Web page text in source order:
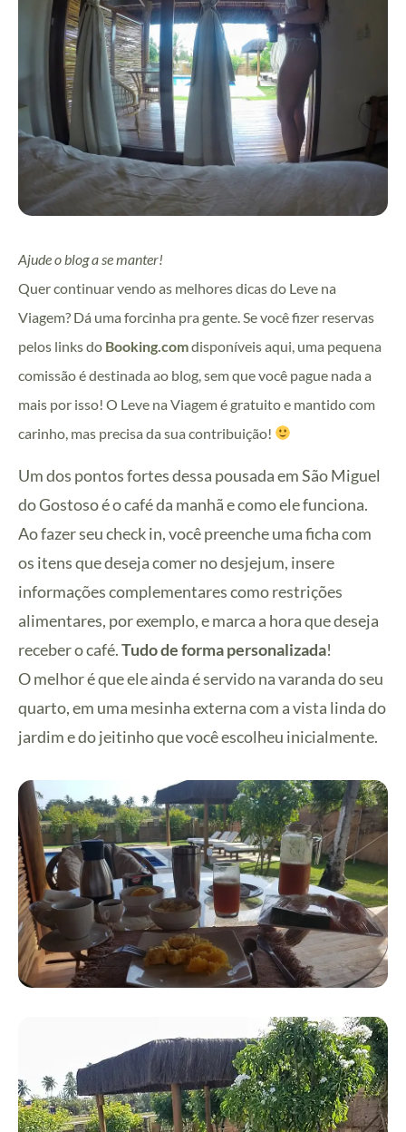
Ajude o blog a se manter!
Quer continuar vendo as melhores dicas do Leve na
Viagem? Dá uma forcinha pra gente. Se você fizer reservas
pelos links do Booking.comdisponíveis aqui, uma pequena
comissão é destinada ao blog, sem que você pague nada a
mais por isso! O Leve na Viagem é gratuito e mantido com
carinho, mas precisa da sua contribuição!
Um dos pontos fortes dessa pousada em São Miguel
do Gostoso é o café da manhã e como ele funciona.
Ao fazer seu check in, você preenche uma ficha com
os itens que deseja comer no desjejum, insere
informações complementares como restrições
alimentares, por exemplo, e marca a hora que deseja
receber o café.Tudo de forma personalizada!
O melhor é que ele ainda é servido na varanda do seu
quarto, em uma mesinha externa com a vista linda do
jardim e do jeitinho que você escolheu inicialmente.